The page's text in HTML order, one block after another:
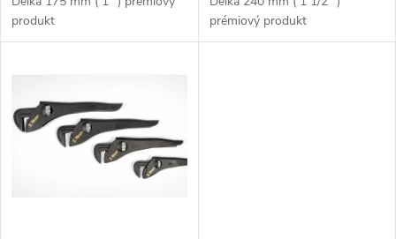
k
t
ů
u
t
produkt
prémiový produkt